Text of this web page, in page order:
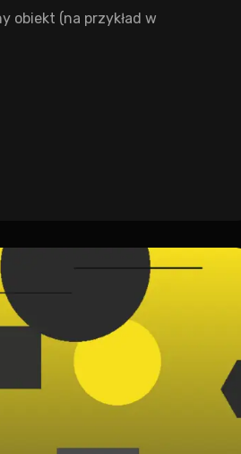
obiekt (na przykład w